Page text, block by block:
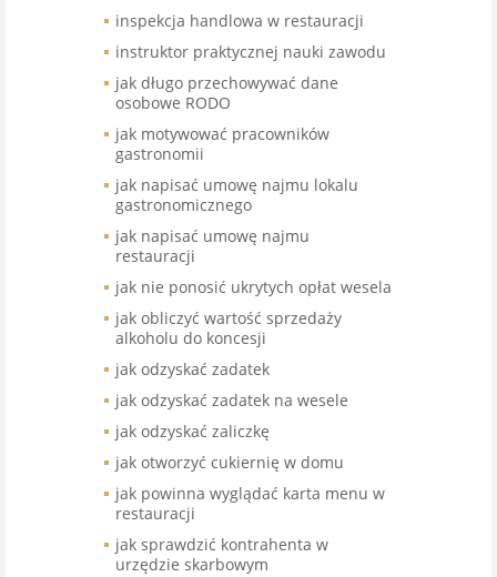
inspekcja handlowa w restauracji
instruktor praktycznej nauki zawodu
jak długo przechowywać dane
osobowe RODO
jak motywować pracowników
gastronomii
jak napisać umowę najmu lokalu
gastronomicznego
jak napisać umowę najmu
restauracji
jak nie ponosić ukrytych opłat wesela
jak obliczyć wartość sprzedaży
alkoholu do koncesji
jak odzyskać zadatek
jak odzyskać zadatek na wesele
jak odzyskać zaliczkę
jak otworzyć cukiernię w domu
jak powinna wyglądać karta menu w
restauracji
jak sprawdzić kontrahenta w
urzędzie skarbowym